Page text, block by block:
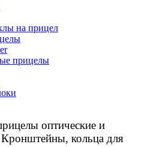
на прицел
прицелы
оптические и
кольца для